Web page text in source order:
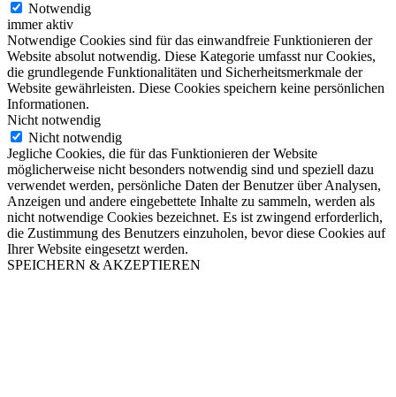
Notwendig
immer aktiv
Notwendige Cookies sind für das einwandfreie Funktionieren der
Website absolut notwendig. Diese Kategorie umfasst nur Cookies,
die grundlegende Funktionalitäten und Sicherheitsmerkmale der
Website gewährleisten. Diese Cookies speichern keine persönlichen
Informationen.
Nicht notwendig
Nicht notwendig
Jegliche Cookies, die für das Funktionieren der Website
möglicherweise nicht besonders notwendig sind und speziell dazu
verwendet werden, persönliche Daten der Benutzer über Analysen,
Anzeigen und andere eingebettete Inhalte zu sammeln, werden als
nicht notwendige Cookies bezeichnet. Es ist zwingend erforderlich,
die Zustimmung des Benutzers einzuholen, bevor diese Cookies auf
Ihrer Website eingesetzt werden.
SPEICHERN & AKZEPTIEREN